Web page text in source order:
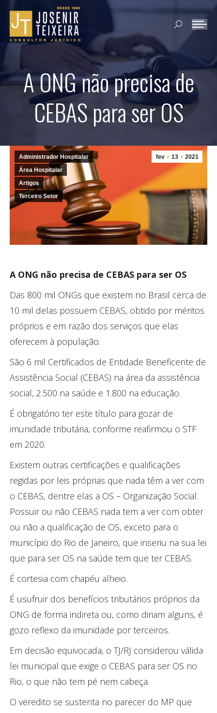
Search:
A ONG não precisa de
CEBAS para ser OS
fev 13 2021
Administrador Hospitalar
Área Hospitalar
Artigos
Terceiro Setor
A ONG não precisa de CEBAS para ser OS
Das 800 mil ONGs que existem no Brasil cerca de
10 mil delas possuem CEBAS, obtido por méritos
próprios e em razão dos serviços que elas
oferecem à população.
São 6 mil Certificados de Entidade Beneficente de
Assistência Social (CEBAS) na área da assistência
social, 2.500 na saúde e 1.800 na educação.
É obrigatório ter este título para gozar de
imunidade tributária, conforme reafirmou o STF
em 2020.
Existem outras certificações e qualificações
regidas por leis próprias que nada têm a ver com
o CEBAS, dentre elas a OS – Organização Social.
Possuir ou não CEBAS nada tem a ver com obter
ou não a qualificação de OS, exceto para o
município do Rio de Janeiro, que inseriu na sua lei
que para ser OS na saúde tem que ter CEBAS.
É cortesia com chapéu alheio.
É usufruir dos benefícios tributários próprios da
ONG de forma indireta ou, como diriam alguns, é
gozo reflexo da imunidade por terceiros.
Em decisão equivocada, o TJ/RJ considerou válida
lei municipal que exige o CEBAS para ser OS no
Rio, o que não tem pé nem cabeça.
O veredito se sustenta no parecer do MP que